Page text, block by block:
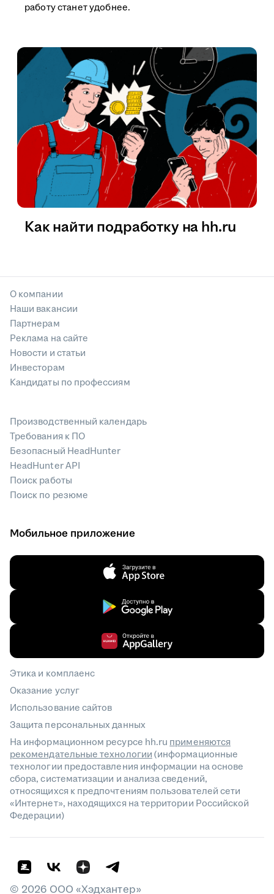
работу станет удобнее.
Как найти подработку на hh.ru
О компании
Наши вакансии
Партнерам
Реклама на сайте
Новости и статьи
Инвесторам
Кандидаты по профессиям
Производственный календарь
Требования к ПО
Безопасный HeadHunter
HeadHunter API
Поиск работы
Поиск по резюме
Мобильное приложение
Этика и комплаенс
Оказание услуг
Использование сайтов
Защита персональных данных
На информационном ресурсе hh.ru применяются
рекомендательные технологии(информационные
технологии предоставления информации на основе
сбора, систематизации и анализа сведений,
относящихся к предпочтениям пользователей сети
«Интернет», находящихся на территории Российской
Федерации)
© 2026 ООО «Хэдхантер»